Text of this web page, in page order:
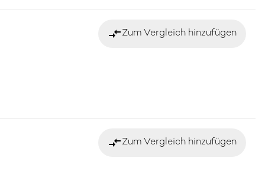
compare_arrowsZum Vergleich hinzufügen
compare_arrowsZum Vergleich hinzufügen